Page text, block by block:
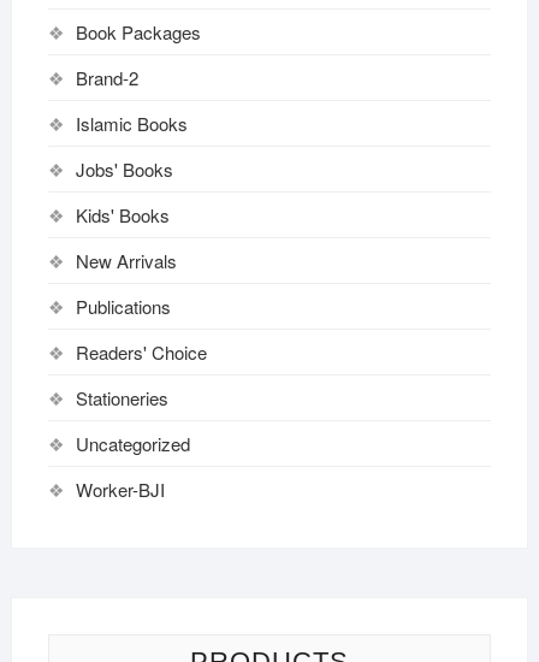
Book Packages
Brand-2
Islamic Books
Jobs' Books
Kids' Books
New Arrivals
Publications
Readers' Choice
Stationeries
Uncategorized
Worker-BJI